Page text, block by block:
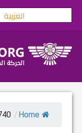
Skip
العربية
Home
/